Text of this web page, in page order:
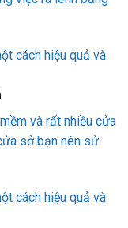
và rất nhiều cửa
sở bạn nên sử